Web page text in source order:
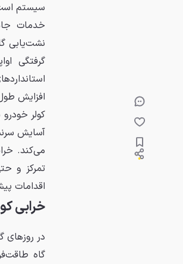
سیستم
خدمات
نشت‌یابی
گرفتگی
افزایش
کولر
آسایش
می‌کند.
تمرکز و
اقدامات
خرابی
در روزهای
گاه